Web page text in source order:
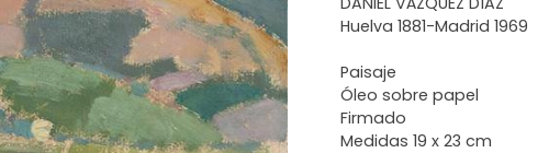
Huelva 1881-Madrid 1969
Paisaje
Óleo sobre papel
Firmado
Medidas 19 x 23 cm